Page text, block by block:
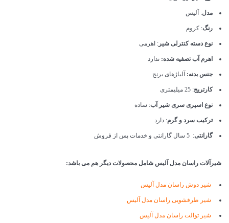
مدل: آلیس
رنگ: کروم
نوع دسته کنترلی شیر : اهرمی
اهرم آب تصفیه شده: ندارد
جنس بدنه: آلیاژهای برنج
کارتریج: 25 میلیمتری
نوع اسپری سری شیر آب: ساده
ترکیب سرد و گرم: دارد
گارانتی: 5 سال گارانتی و خدمات پس از فروش
شیرآلات راسان مدل آلیس شامل محصولات دیگر هم می باشد:
شیر دوش راسان مدل آلیس
شیر ظرفشویی راسان مدل آلیس
شیر توالت راسان مدل آلیس